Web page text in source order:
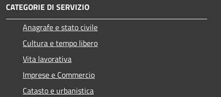
CATEGORIE DI SERVIZIO
Anagrafe e stato civile
Cultura e tempo libero
Vita lavorativa
Imprese e Commercio
Catasto e urbanistica